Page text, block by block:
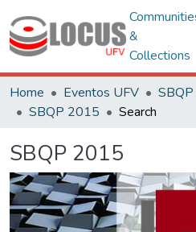
&
Collections
Home Eventos UFV
SBQP 2015
Search
SBQP 2015